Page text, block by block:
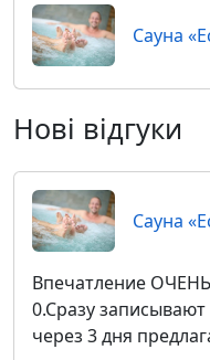
Сауна
Нові відгуки
Сауна
Впечатление
0.Сразу
через 3 дня